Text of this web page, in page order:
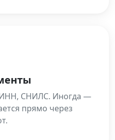
ИНН, СНИЛС. Иногда —
прямо через